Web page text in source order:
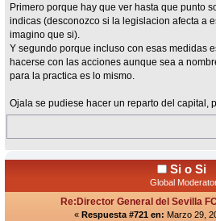
Primero porque hay que ver hasta que punto
indicas (desconozco si la legislacion afecta a
imagino que si).
Y segundo porque incluso con esas medidas
hacerse con las acciones aunque sea a
para la practica es lo mismo.
Ojala se pudiese hacer un reparto del capital,
Si o Si
Global
Re:Director General del Sevilla
« Respuesta #721 en: Marzo 29,